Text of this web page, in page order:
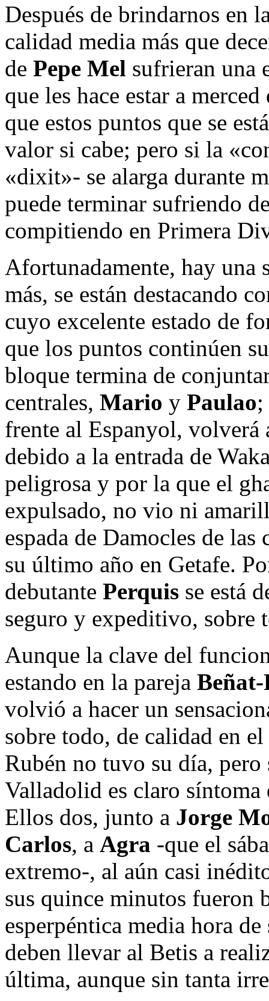
Después de brindarnos en
calidad media más que
de Pepe Mel sufrieran una
que les hace estar a
que estos puntos que se
valor si cabe; pero si la
«dixit»- se alarga durante
puede terminar sufriendo
compitiendo en Primera
Afortunadamente, hay una
más, se están destacando
cuyo excelente estado de
que los puntos continúen
bloque termina de
centrales, Mario y Paulao;
frente al Espanyol, volverá
debido a la entrada de
peligrosa y por la que el
expulsado, no vio ni
espada de Damocles de las
su último año en Getafe.
debutante Perquis se está
seguro y expeditivo, sobre
Aunque la clave del
estando en la pareja
volvió a hacer un
sobre todo, de calidad en
Rubén no tuvo su día,
Valladolid es claro
Ellos dos, junto a Jorge
Carlos, a Agra -que el
extremo-, al aún casi
sus quince minutos fueron
esperpéntica media hora
deben llevar al Betis a
última, aunque sin tanta